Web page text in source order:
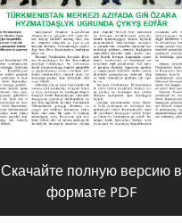
Скачайте полную версию в
формате PDF